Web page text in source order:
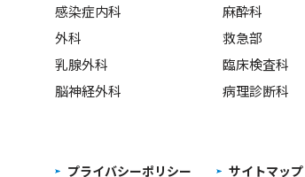
感染症内科
外科
乳腺外科
脳神経外科
麻酔科
救急部
臨床検査科
病理診断科
プライバシーポリシー サイトマップ